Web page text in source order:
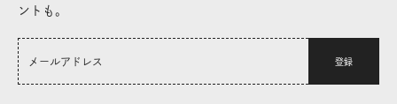
ントも。
登録